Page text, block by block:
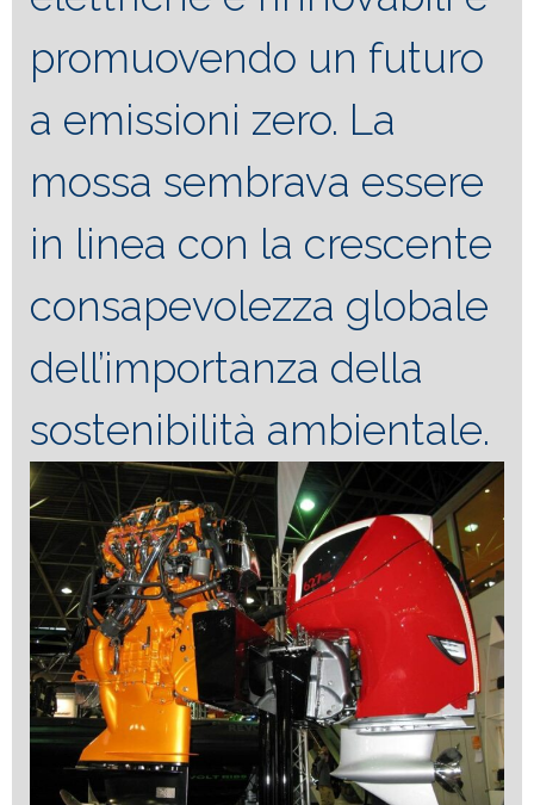
promuovendo un futuro
a emissioni zero. La
mossa sembrava essere
in linea con la crescente
consapevolezza globale
dell’importanza della
sostenibilità ambientale.